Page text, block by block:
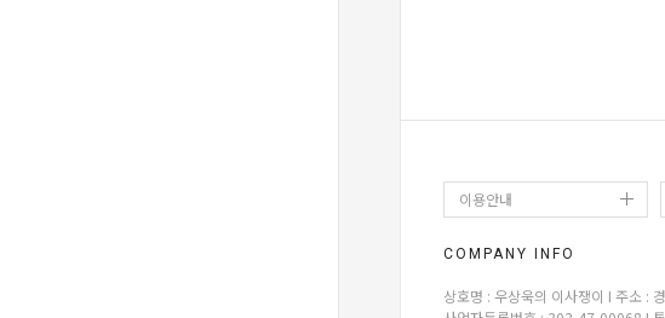
이용안내
COMPANY INFO
상호명 : 우상욱의 이사쟁이 I 주소